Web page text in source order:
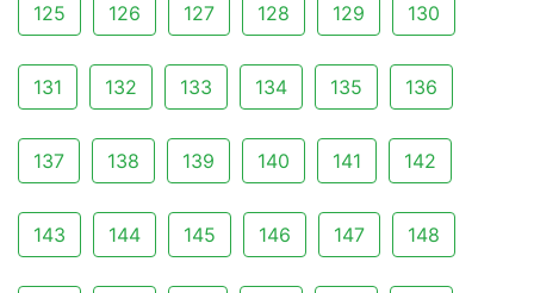
125 126 127 128 129 130
131 132 133 134 135 136
137 138 139 140 141 142
143 144 145 146 147 148